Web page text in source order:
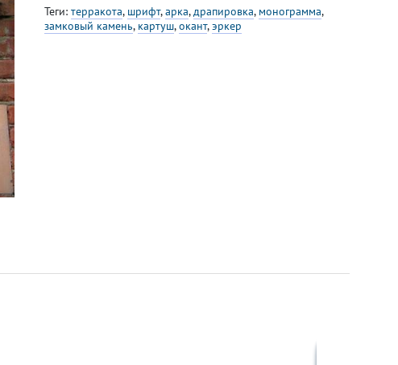
Теги: терракота, шрифт,арка,драпировка, монограмма,
замковый камень, картуш,окант,эркер